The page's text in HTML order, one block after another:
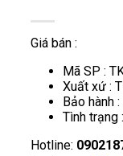
Giá bán :
Mã SP :
Xuất xứ :
Bảo hành
Tình trạng
Hotline: